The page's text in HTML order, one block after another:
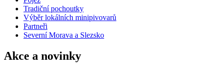
Tradiční pochoutky
Výběr lokálních minipivovarů
Partneři
Severní Morava a Slezsko
Akce a novinky